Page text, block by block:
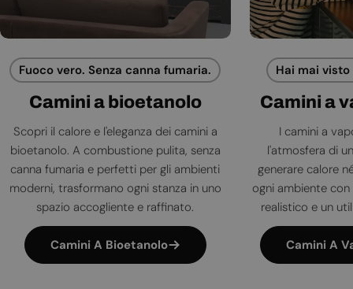
Fuoco vero. Senza canna fumaria.
Camini a bioetanolo
Scopri il calore e l'eleganza dei camini a
bioetanolo. A combustione pulita, senza
canna fumaria e perfetti per gli ambienti
moderni, trasformano ogni stanza in uno
spazio accogliente e raffinato.
Camini A Bioetanolo
Hai mai
Camini a
I camini a
l'atmosfera di
generare calore
ogni ambiente
realistico e un
Camini A